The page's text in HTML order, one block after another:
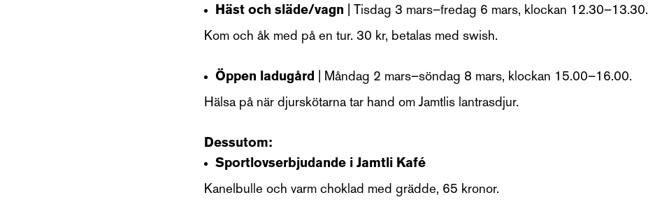
Häst och släde/vagn | Tisdag 3 mars–fredag 6 mars, klockan 12.30–13.30.
Kom och åk med på en tur. 30 kr, betalas med swish.
Öppen ladugård
| Måndag 2 mars–söndag 8 mars, klockan 15.00–16.00.
Hälsa på när djurskötarna tar hand om Jamtlis lantrasdjur.
Dessutom:
Sportlovserbjudande i Jamtli Kafé
Kanelbulle och varm choklad med grädde, 65 kronor.